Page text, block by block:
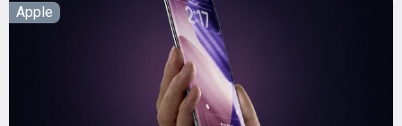
Apple